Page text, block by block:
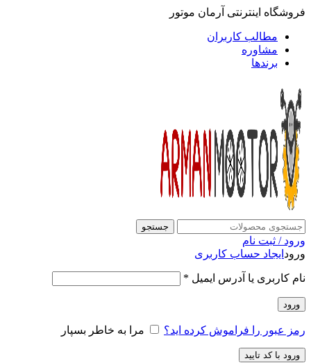
فروشگاه اینترنتی آرمان موتور
مطالب کاربران
مشاوره
برندها
جستجو
ورود / ثبت نام
ورود ایجاد حساب کاربری
نام کاربری یا آدرس ایمیل *
ورود
رمز عبور را فراموش کرده اید؟ مرا به خاطر بسپار
ورود با کد تایید